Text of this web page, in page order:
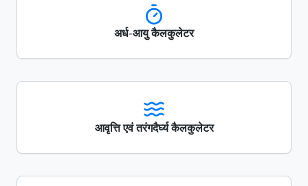
अर्ध-आयु कैलकुलेटर
आवृत्ति एवं तरंगदैर्घ्य कैलकुलेटर